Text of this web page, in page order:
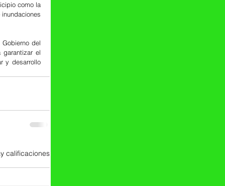
como la
del
garantizar el
y desarrollo
calificaciones